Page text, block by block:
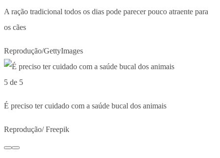
A ração tradicional todos os dias pode parecer pouco atraente para
os cães
Reprodução/GettyImages
5 de 5
É preciso ter cuidado com a saúde bucal dos animais
Reprodução/ Freepik